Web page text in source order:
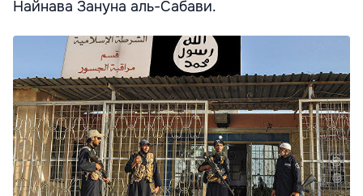
Найнава Зануна аль-Сабави.